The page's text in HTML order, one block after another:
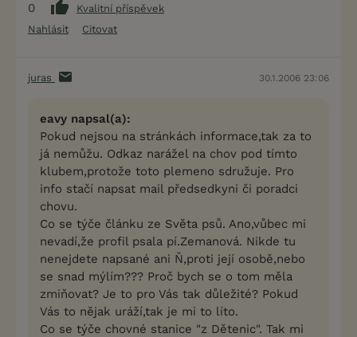
0
Kvalitní příspěvek
Nahlásit
Citovat
juras 30.1.2006 23:06
eavy napsal(a):
Pokud nejsou na stránkách informace,tak za to
já nemůžu. Odkaz narážel na chov pod tímto
klubem,protože toto plemeno sdružuje. Pro
info stačí napsat mail předsedkyni či poradci
chovu.
Co se týče článku ze Světa psů. Ano,vůbec mi
nevadí,že profil psala pí.Zemanová. Nikde tu
nenejdete napsané ani Ň,proti její osobě,nebo
se snad mýlím??? Proč bych se o tom měla
zmiňovat? Je to pro Vás tak důležité? Pokud
Vás to nějak uráží,tak je mi to líto.
Co se týče chovné stanice "z Dětenic". Tak mi